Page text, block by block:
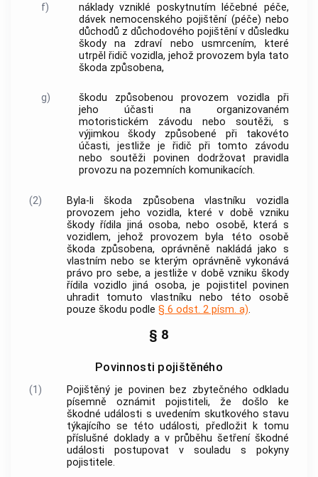
f)
náklady vzniklé poskytnutím léčebné péče,
dávek nemocenského pojištění (péče) nebo
důchodů z důchodového pojištění v důsledku
škody na zdraví nebo usmrcením, které
utrpěl řidič vozidla, jehož provozem byla tato
škoda způsobena,
g)
škodu způsobenou provozem vozidla při
jeho účasti na organizovaném
motoristickém závodu nebo soutěži, s
výjimkou škody způsobené při takovéto
účasti, jestliže je řidič při tomto závodu
nebo soutěži povinen dodržovat pravidla
provozu na pozemních komunikacích.
(2)
Byla-li škoda způsobena vlastníku vozidla
provozem jeho vozidla, které v době vzniku
škody řídila jiná osoba, nebo osobě, která s
vozidlem, jehož provozem byla této osobě
škoda způsobena, oprávněně nakládá jako s
vlastním nebo se kterým oprávněně vykonává
právo pro sebe, a jestliže v době vzniku škody
řídila vozidlo jiná osoba, je pojistitel povinen
uhradit tomuto vlastníku nebo této osobě
pouze škodu podle § 6 odst. 2 písm. a).
§ 8
Povinnosti pojištěného
(1)
Pojištěný je povinen bez zbytečného odkladu
písemně oznámit pojistiteli, že došlo ke
škodné události s uvedením skutkového stavu
týkajícího se této události, předložit k tomu
příslušné doklady a v průběhu šetření škodné
události postupovat v souladu s pokyny
pojistitele.